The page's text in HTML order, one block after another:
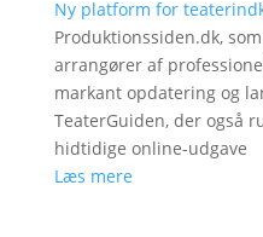
Ny platform for
Produktionssiden.dk,
arrangører af
markant opdatering og
TeaterGuiden, der også
hidtidige online-udgave
Læs mere